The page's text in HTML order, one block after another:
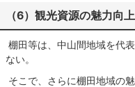
（6）観光資源の魅力向
棚田等は、中山間地域を代
ない。
そこで、さらに棚田地域の